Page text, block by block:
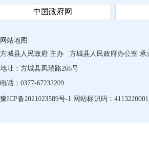
中国政府网
网站地图
方城县人民政府 主办
方城县人民政府办公室 承
地址：方城县凤瑞路266号
电话：0377-67232209
豫ICP备2021023589号-1 网站标识码：4113220001